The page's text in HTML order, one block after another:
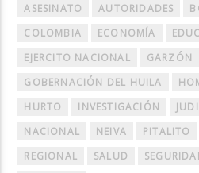
ASESINATO AUTORIDADES
COLOMBIA
ECONOMÍA
EJERCITO NACIONAL
GARZÓN
GOBERNACIÓN DEL HUILA
HURTO
INVESTIGACIÓN
NACIONAL
NEIVA PITALITO
REGIONAL
SALUD